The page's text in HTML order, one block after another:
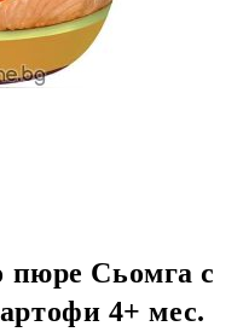
Сьомга с
4+ мес.